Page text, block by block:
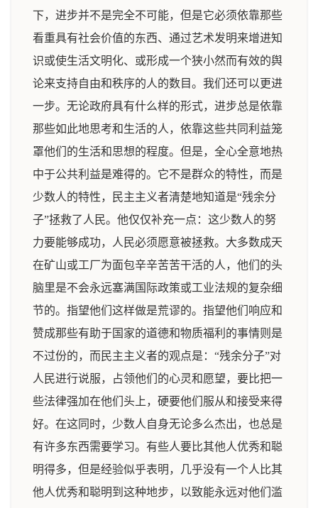
下，进步并不是完全不可能，但是它必须依靠那些
看重具有社会价值的东西、通过艺术发明来增进知
识或使生活文明化、或形成一个狭小然而有效的舆
论来支持自由和秩序的人的数目。我们还可以更进
一步。无论政府具有什么样的形式，进步总是依靠
那些如此地思考和生活的人，依靠这些共同利益笼
罩他们的生活和思想的程度。但是，全心全意地热
中于公共利益是难得的。它不是群众的特性，而是
少数人的特性，民主主义者清楚地知道是“残余分
子”拯救了人民。他仅仅补充一点：这少数人的努
力要能够成功，人民必须愿意被拯救。大多数成天
在矿山或工厂为面包辛辛苦苦干活的人，他们的头
脑里是不会永远塞满国际政策或工业法规的复杂细
节的。指望他们这样做是荒谬的。指望他们响应和
赞成那些有助于国家的道德和物质福利的事情则是
不过份的，而民主主义者的观点是：“残余分子”对
人民进行说服，占领他们的心灵和愿望，要比把一
些法律强加在他们头上，硬要他们服从和接受来得
好。在这同时，少数人自身无论多么杰出，也总是
有许多东西需要学习。有些人要比其他人优秀和聪
明得多，但是经验似乎表明，几乎没有一个人比其
他人优秀和聪明到这种地步，以致能永远对他们滥